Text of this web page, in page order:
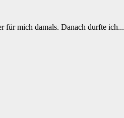
für mich damals. Danach durfte ich...